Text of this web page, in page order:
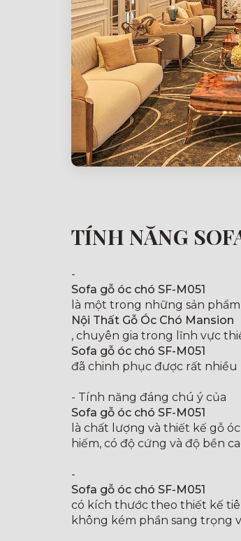
TÍNH NĂNG
-
Sofa gỗ óc chó SF-M051
là một trong những sản
Nội Thất Gỗ Óc Chó Mansion
, chuyên gia trong lĩnh vực
Sofa gỗ óc chó SF-M051
đã chinh phục được rất nhiều
- Tính năng đáng chú ý của
Sofa gỗ óc chó SF-M051
là chất lượng và thiết kế gỗ
hiếm, có độ cứng và độ bền
-
Sofa gỗ óc chó SF-M051
có kích thước theo thiết kế
không kém phần sang trọng